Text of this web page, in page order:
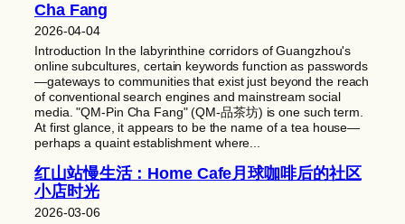
Cha Fang
2026-04-04
Introduction In the labyrinthine corridors of Guangzhou's
online subcultures, certain keywords function as passwords
—gateways to communities that exist just beyond the reach
of conventional search engines and mainstream social
media. "QM-Pin Cha Fang" (QM-品茶坊) is one such term.
At first glance, it appears to be the name of a tea house—
perhaps a quaint establishment where...
红山站慢生活：Home Cafe月球咖啡后的社区
小店时光
2026-03-06